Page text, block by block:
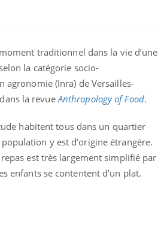
traditionnel dans la vie d’une
la catégorie socio-
agronomie (Inra) de Versailles-
la revue Anthropology of Food.
habitent tous dans un quartier
y est d’origine étrangère.
est très largement simplifié par
enfants se contentent d’un plat.